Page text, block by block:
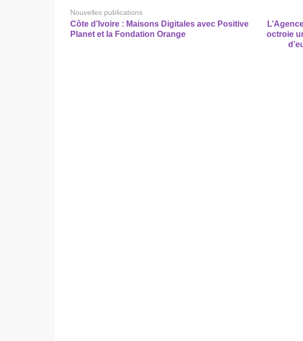
Nouvelles publications
Côte d’Ivoire : Maisons Digitales avec Positive
Planet et la Fondation Orange
octroie